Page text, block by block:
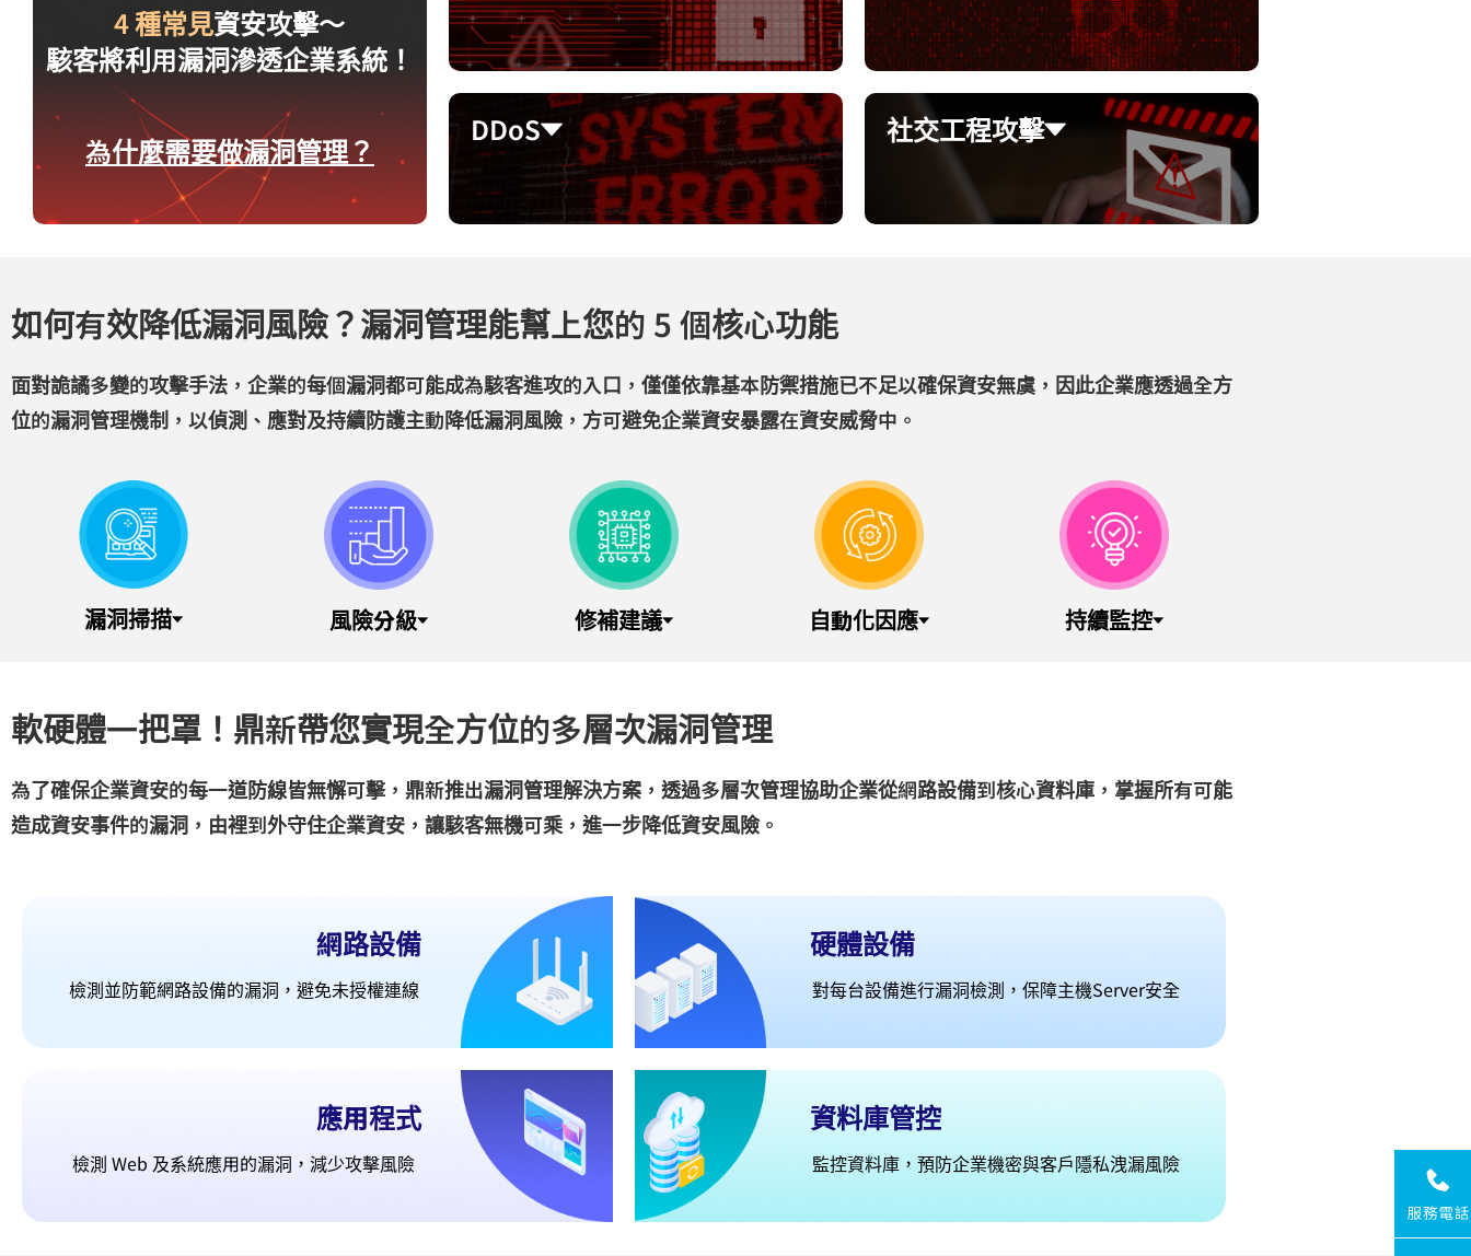
4 種常見資安攻擊～
駭客將利用漏洞滲透企業系統！
為什麼需要做漏洞管理？
利用尚未公開或修補的漏洞，迅速發動攻擊，
企業難以及時防範。
DDoS
DDoS
從系統漏洞趁虛而入，以大量流量癱瘓企業網
路服務，導致服務中斷。
透過企業資安漏洞加密資料，對業務營運造成
嚴重影響。
社交工程攻擊
社交工程攻擊
藉由漏洞發送詐騙信件、訊息等，誘使員工洩
露機敏資料。
如何有效降低漏洞風險？漏洞管理能幫上您的 5 個核心功能
面對詭譎多變的攻擊手法，企業的每個漏洞都可能成為駭客進攻的入口，僅僅依靠基本防禦措施已不足以確保資安無虞，因此企業應透過全方
位的漏洞管理機制，以偵測、應對及持續防護主動降低漏洞風險，方可避免企業資安暴露在資安威脅中。
漏洞掃描 風險分級 修補建議 自動化因應 持續監控
軟硬體一把罩！鼎新帶您實現全方位的多層次漏洞管理
為了確保企業資安的每一道防線皆無懈可擊，鼎新推出漏洞管理解決方案，透過多層次管理協助企業從網路設備到核心資料庫，掌握所有可能
造成資安事件的漏洞，由裡到外守住企業資安，讓駭客無機可乘，進一步降低資安風險。
網路設備
檢測並防範網路設備的漏洞，避免未授權連線
硬體設備
對每台設備進行漏洞檢測，保障主機Server安全
應用程式
檢測 Web 及系統應用的漏洞，減少攻擊風險
資料庫管控
監控資料庫，預防企業機密與客戶隱私洩漏風險